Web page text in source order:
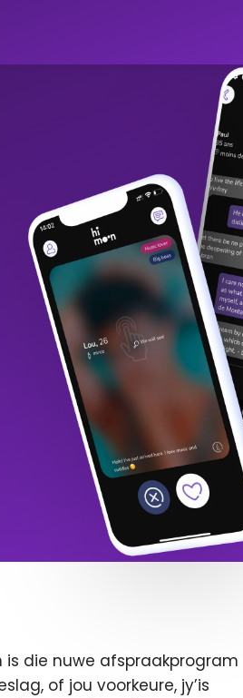
is die nuwe afspraakprogram
of jou voorkeure, jy’is